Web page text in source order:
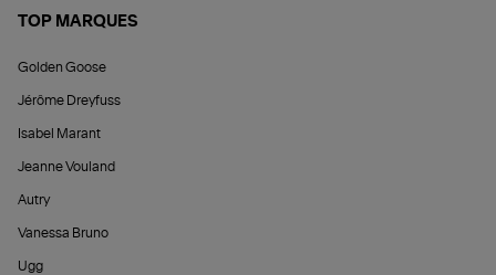
TOP MARQUES
Golden Goose
Jérôme Dreyfuss
Isabel Marant
Jeanne Vouland
Autry
Vanessa Bruno
Ugg